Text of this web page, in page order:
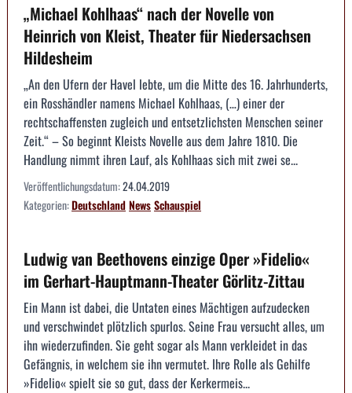
„Michael Kohlhaas“ nach der Novelle von
Heinrich von Kleist, Theater für Niedersachsen
Hildesheim
„An den Ufern der Havel lebte, um die Mitte des 16. Jahrhunderts,
ein Rosshändler namens Michael Kohlhaas, (…) einer der
rechtschaffensten zugleich und entsetzlichsten Menschen seiner
Zeit.“ – So beginnt Kleists Novelle aus dem Jahre 1810. Die
Handlung nimmt ihren Lauf, als Kohlhaas sich mit zwei se...
Veröffentlichungsdatum:24.04.2019
Kategorien:DeutschlandNewsSchauspiel
Ludwig van Beethovens einzige Oper »Fidelio«
im Gerhart-Hauptmann-Theater Görlitz-Zittau
Ein Mann ist dabei, die Untaten eines Mächtigen aufzudecken
und verschwindet plötzlich spurlos. Seine Frau versucht alles, um
ihn wiederzufinden. Sie geht sogar als Mann verkleidet in das
Gefängnis, in welchem sie ihn vermutet. Ihre Rolle als Gehilfe
»Fidelio« spielt sie so gut, dass der Kerkermeis...